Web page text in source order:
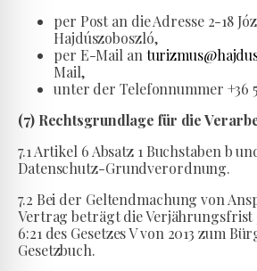
per Post an die Adresse 2-18
Hajdúszoboszló,
per E-Mail an
Mail,
unter der Telefonnummer +36
(7) Rechtsgrundlage für die
7.1 Artikel 6 Absatz 1 Buchstaben b
Datenschutz-Grundverordnung.
7.2 Bei der Geltendmachung von
Vertrag beträgt die Verjährungsfrist
6:21 des Gesetzes V von 2013 zum
Gesetzbuch.